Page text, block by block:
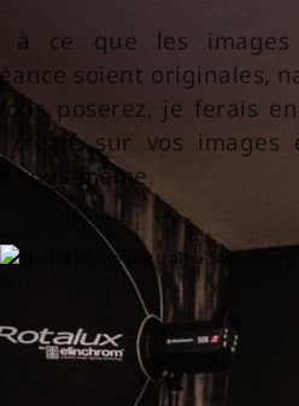
à ce que les images
soient originales,
poserez, je ferais
crispé sur vos images
vous-même.